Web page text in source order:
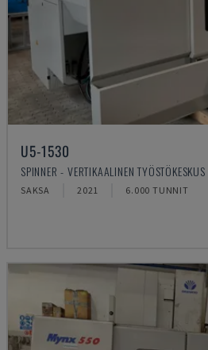
U5-1530
SPINNER - VERTIKAALINEN TYÖSTÖKESKUS
SAKSA 2021 6.000 TUNNIT